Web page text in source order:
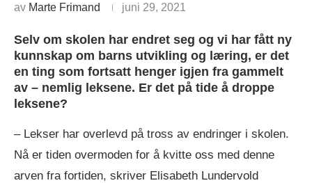
av Marte Frimand juni 29, 2021
Selv om skolen har endret seg og vi har fått ny
kunnskap om barns utvikling og læring, er det
en ting som fortsatt henger igjen fra gammelt
av – nemlig leksene. Er det på tide å droppe
leksene?
– Lekser har overlevd på tross av endringer i skolen.
Nå er tiden overmoden for å kvitte oss med denne
arven fra fortiden, skriver Elisabeth Lundervold